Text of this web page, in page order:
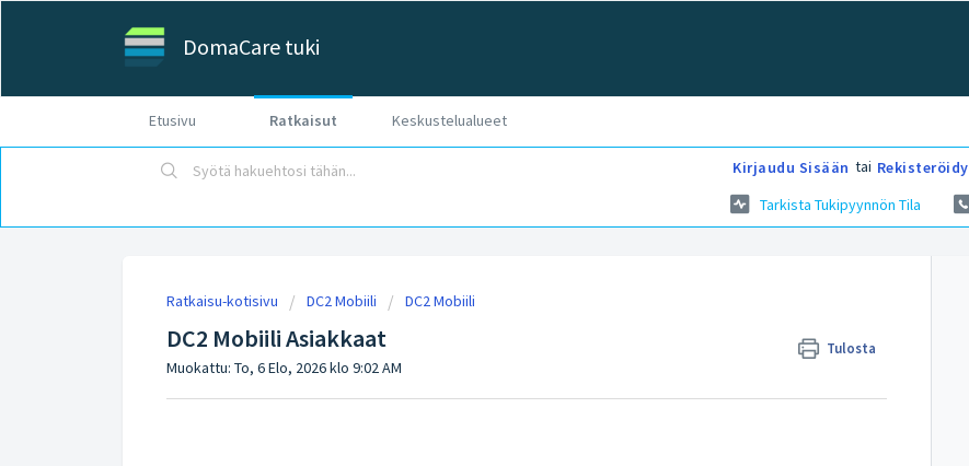
DomaCare tuki
Etusivu Ratkaisut Keskustelualueet
Kirjaudu Sisään tai Rekisteröidy
Tarkista Tukipyynnön Tila
Ratkaisu-kotisivu DC2 Mobiili DC2 Mobiili
DC2 Mobiili Asiakkaat Tulosta
Muokattu: To, 6 Elo, 2026 klo 9:02 AM